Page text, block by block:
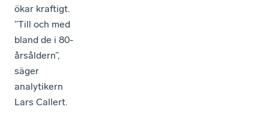
ökar kraftigt.
”Till och med
bland de i 80-
årsåldern”,
säger
analytikern
Lars Callert.